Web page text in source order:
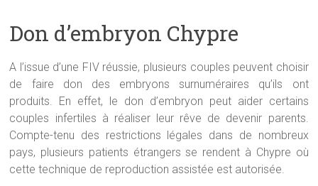
Don d’embryon Chypre
A l’issue d’une FIV réussie, plusieurs couples peuvent choisir
de faire don des embryons surnuméraires qu’ils ont
produits. En effet, le don d’embryon peut aider certains
couples infertiles à réaliser leur rêve de devenir parents.
Compte-tenu des restrictions légales dans de nombreux
pays, plusieurs patients étrangers se rendent à Chypre où
cette technique de reproduction assistée est autorisée.